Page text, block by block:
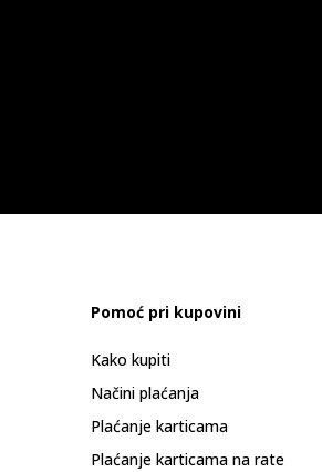
Pomoć pri kupovini
Kako kupiti
Načini plaćanja
Plaćanje karticama
Plaćanje karticama na rate